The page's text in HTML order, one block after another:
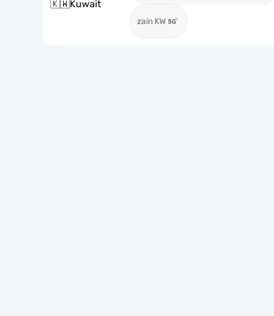
🇰🇼Kuwait
zain KW